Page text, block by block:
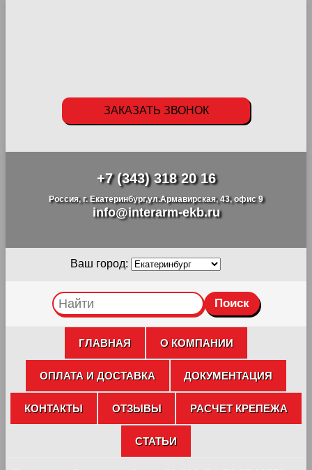
+7 (343) 318 20 16
Россия, г. Екатеринбург,ул.Армавирская, 43, офис 9
info@interarm-ekb.ru
ЗАКАЗАТЬ ЗВОНОК
Ваш город:
ГЛАВНАЯ О КОМПАНИИ
ОПЛАТА И ДОСТАВКА ДОКУМЕНТАЦИЯ
КОНТАКТЫ ОТЗЫВЫ РАСЧЕТ КРЕПЕЖА
СТАТЬИ